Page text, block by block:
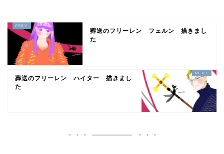
葬送のフリーレン フェルン 描きまし
た
葬送のフリーレン ハイター 描きまし
た